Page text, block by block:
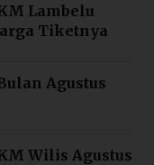
Lambelu
Tiketnya
Agustus
Wilis Agustus